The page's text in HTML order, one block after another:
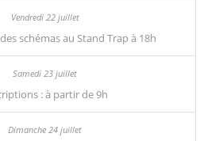
schémas au Stand Trap à 18h
: à partir de 9h